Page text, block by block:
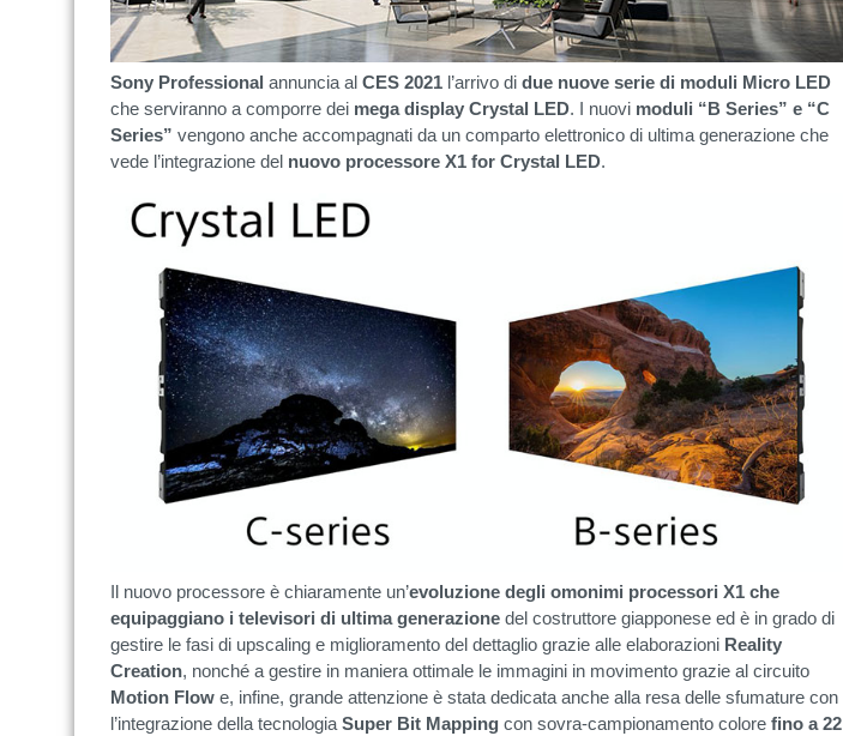
Sony Professional annuncia al CES 2021 l’arrivo di due nuove serie di moduli Micro LED
che serviranno a comporre dei mega display Crystal LED. I nuovi moduli “B Series” e “C
Series” vengono anche accompagnati da un comparto elettronico di ultima generazione che
vede l’integrazione del nuovo processore X1 for Crystal LED.
Il nuovo processore è chiaramente un’evoluzione degli omonimi processori X1 che
equipaggiano i televisori di ultima generazione del costruttore giapponese ed è in grado di
gestire le fasi di upscaling e miglioramento del dettaglio grazie alle elaborazioni Reality
Creation, nonché a gestire in maniera ottimale le immagini in movimento grazie al circuito
Motion Flow e, infine, grande attenzione è stata dedicata anche alla resa delle sfumature con
l’integrazione della tecnologia Super Bit Mapping con sovra-campionamento colore fino a 22